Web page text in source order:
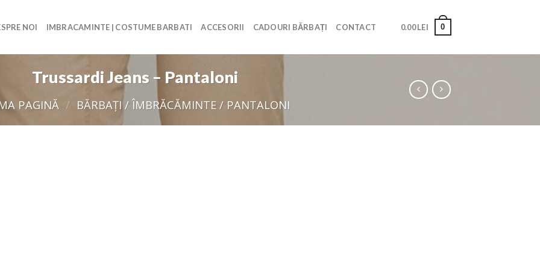
NOI IMBRACAMINTE | COSTUME BARBATI ACCESORII CADOURI BĂRBAȚI CONTACT 0.00LEI 0
Trussardi Jeans – Pantaloni
PAGINĂ / BĂRBAŢI / ÎMBRĂCĂMINTE / PANTALONI